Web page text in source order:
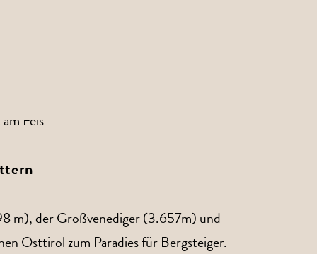
m), der Großvenediger (3.657m) und
Osttirol zum Paradies für Bergsteiger.